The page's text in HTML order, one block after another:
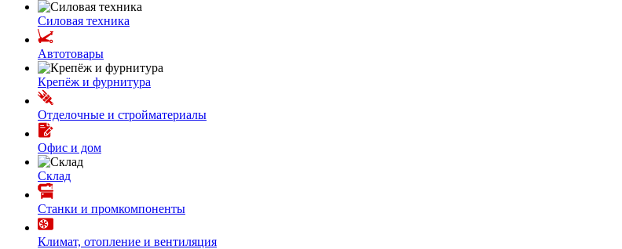
Силовая техника
Автотовары
Крепёж и фурнитура
Отделочные и стройматериалы
Офис и дом
Склад
Станки и промкомпоненты
Климат, отопление и вентиляция